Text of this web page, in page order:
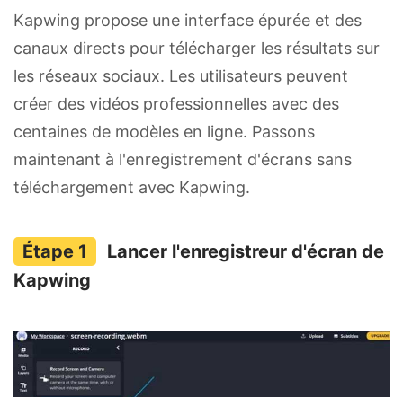
Kapwing propose une interface épurée et des
canaux directs pour télécharger les résultats sur
les réseaux sociaux. Les utilisateurs peuvent
créer des vidéos professionnelles avec des
centaines de modèles en ligne. Passons
maintenant à l'enregistrement d'écrans sans
téléchargement avec Kapwing.
Lancer l'enregistreur d'écran de
Kapwing